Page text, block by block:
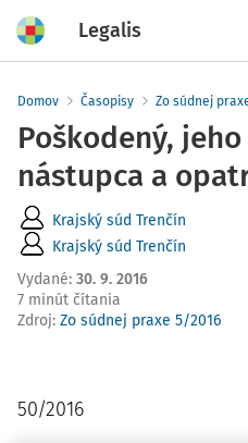
Legalis
Domov Časopisy Zo súdnej
Poškodený,
nástupca a
Krajský súd Trenčín
Krajský súd Trenčín
Vydané: 30. 9. 2016
7 minút čítania
Zdroj: Zo súdnej praxe 5/2016
50/2016